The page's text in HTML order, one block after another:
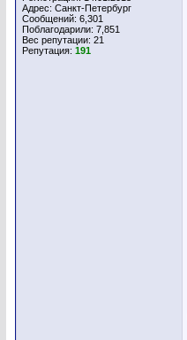
Адрес: Санкт-Петербург
Сообщений: 6,301
Поблагодарили: 7,851
Вес репутации: 21
Репутация: 191